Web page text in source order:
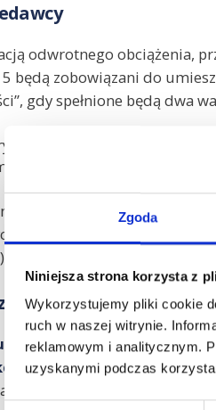
Zgoda
Niniejsza strona korzysta z
Wykorzystujemy pliki cookie
ruch w naszej witrynie.
reklamowym i analitycznym.
uzyskanymi podczas
odwrotnego obciążenia,
będą zobowiązani do
gdy spełnione będą dwa
wynosi 15.000 brutto lub
sprzedaż towarów i
fakturze o wartości
towarowa objęta
to na fakturze musi znaleźć
umieszczenia adnotacji
w wysokości 30% kwoty
lub usług wymienionych w